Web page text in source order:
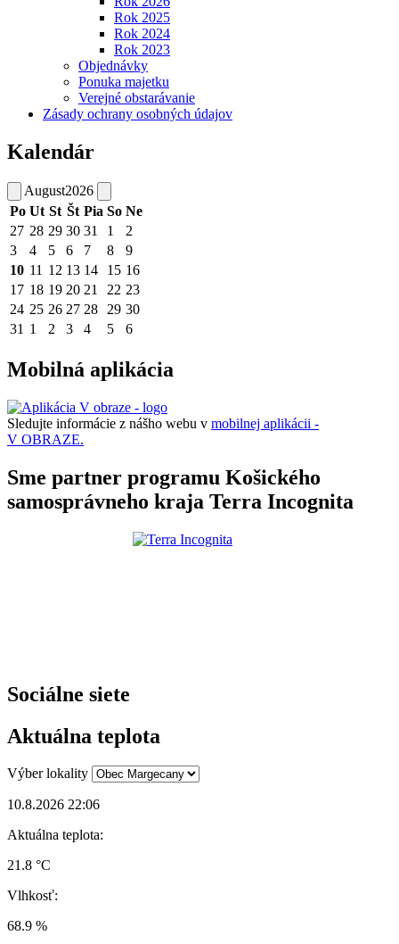
Rok 2025
Rok 2024
Rok 2023
Objednávky
Ponuka majetku
Verejné obstarávanie
Zásady ochrany osobných údajov
Kalendár
August2026
Po Ut St Št Pia So Ne
27 28 29 30 31 1
2
3
4 5 6 7 8
9
10 11 12 13 14 15 16
17 18 19 20 21 22 23
24 25 26 27 28 29 30
31 1 2 3 4 5 6
Mobilná aplikácia
Sledujte informácie z nášho webu v mobilnej aplikácii -
V OBRAZE.
Sme partner programu Košického
samosprávneho kraja Terra Incognita
Sociálne siete
Aktuálna teplota
Výber lokality
10.8.2026 22:06
Aktuálna teplota:
21.8 °C
Vlhkosť:
68.9 %